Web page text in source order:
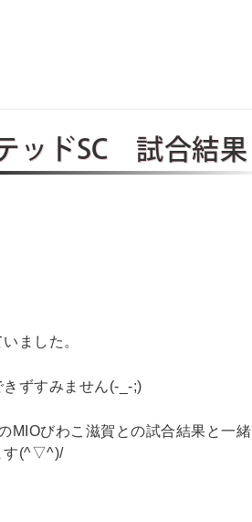
ッドSC 試合結果
ました。
ずすみません(-_-;)
MIOびわこ滋賀との試合結果と一緒
す(^▽^)/